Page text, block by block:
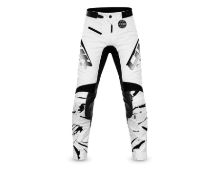
à
149,95€